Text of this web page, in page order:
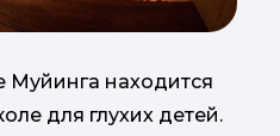
Муйинга находится
для глухих детей.